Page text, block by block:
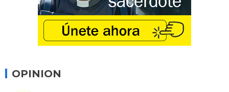
OPINION